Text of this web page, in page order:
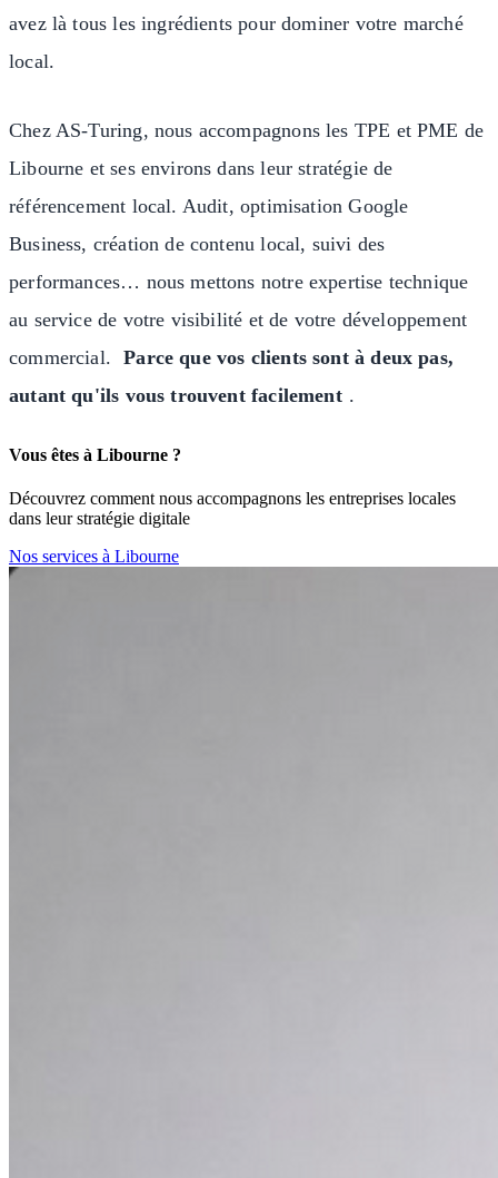
avez là tous les ingrédients pour dominer votre marché
local.
Chez AS-Turing, nous accompagnons les TPE et PME de
Libourne et ses environs dans leur stratégie de
référencement local. Audit, optimisation Google
Business, création de contenu local, suivi des
performances… nous mettons notre expertise technique
au service de votre visibilité et de votre développement
commercial.
Parce que vos clients sont à deux pas,
autant qu'ils vous trouvent facilement .
Vous êtes à Libourne ?
Découvrez comment nous accompagnons les entreprises locales
dans leur stratégie digitale
Nos services à Libourne